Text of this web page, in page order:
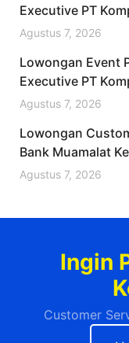
Executive PT
Desember 2025
Agustus 7, 2026
Lowongan Event
Executive PT
Desember 2025
Agustus 7, 2026
Lowongan
Bank Muamalat
Agustus 7, 2026
Ingin
Customer